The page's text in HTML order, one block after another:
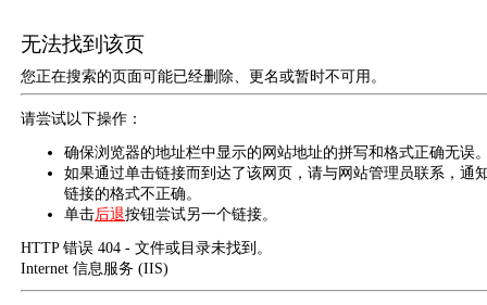
无法找到该页
您正在搜索的页面可能已经删除、更名或暂时不可用。
请尝试以下操作：
确保浏览器的地址栏中显示的网站地址的拼写和格式正确无误
如果通过单击链接而到达了该网页，请与网站管理员联系，通
链接的格式不正确。
单击后退按钮尝试另一个链接。
HTTP 错误 404 - 文件或目录未找到。
Internet 信息服务 (IIS)